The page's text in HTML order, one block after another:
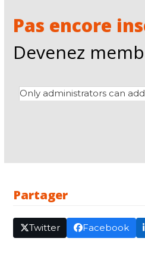
Pas encore
Devenez
Only administrators can
Partager
Twitter Facebook